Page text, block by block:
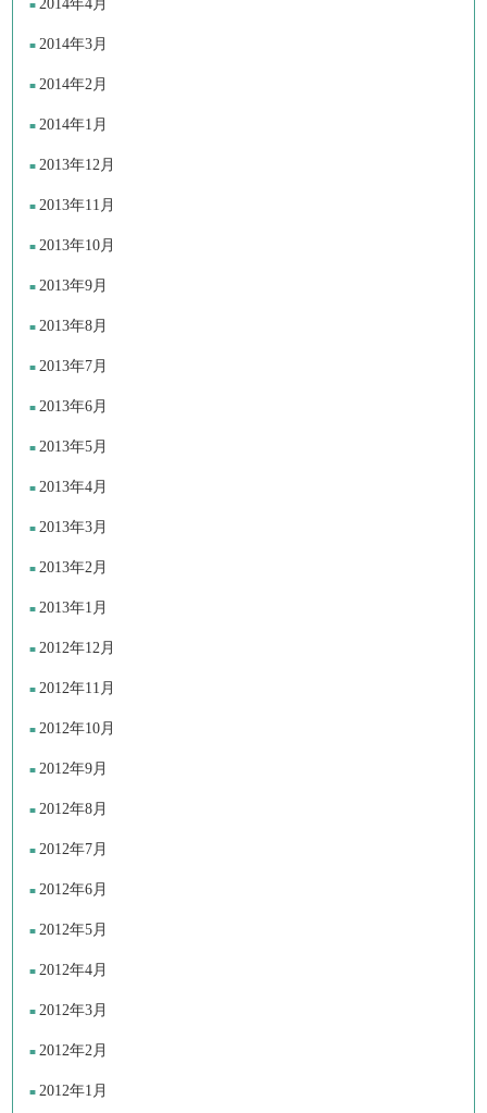
2014年4月
2014年3月
2014年2月
2014年1月
2013年12月
2013年11月
2013年10月
2013年9月
2013年8月
2013年7月
2013年6月
2013年5月
2013年4月
2013年3月
2013年2月
2013年1月
2012年12月
2012年11月
2012年10月
2012年9月
2012年8月
2012年7月
2012年6月
2012年5月
2012年4月
2012年3月
2012年2月
2012年1月